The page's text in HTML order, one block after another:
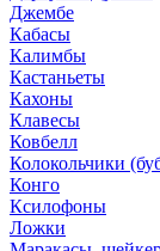
Джембе
Кабасы
Калимбы
Кастаньеты
Кахоны
Клавесы
Ковбелл
Колокольчики
Конго
Ксилофоны
Ложки